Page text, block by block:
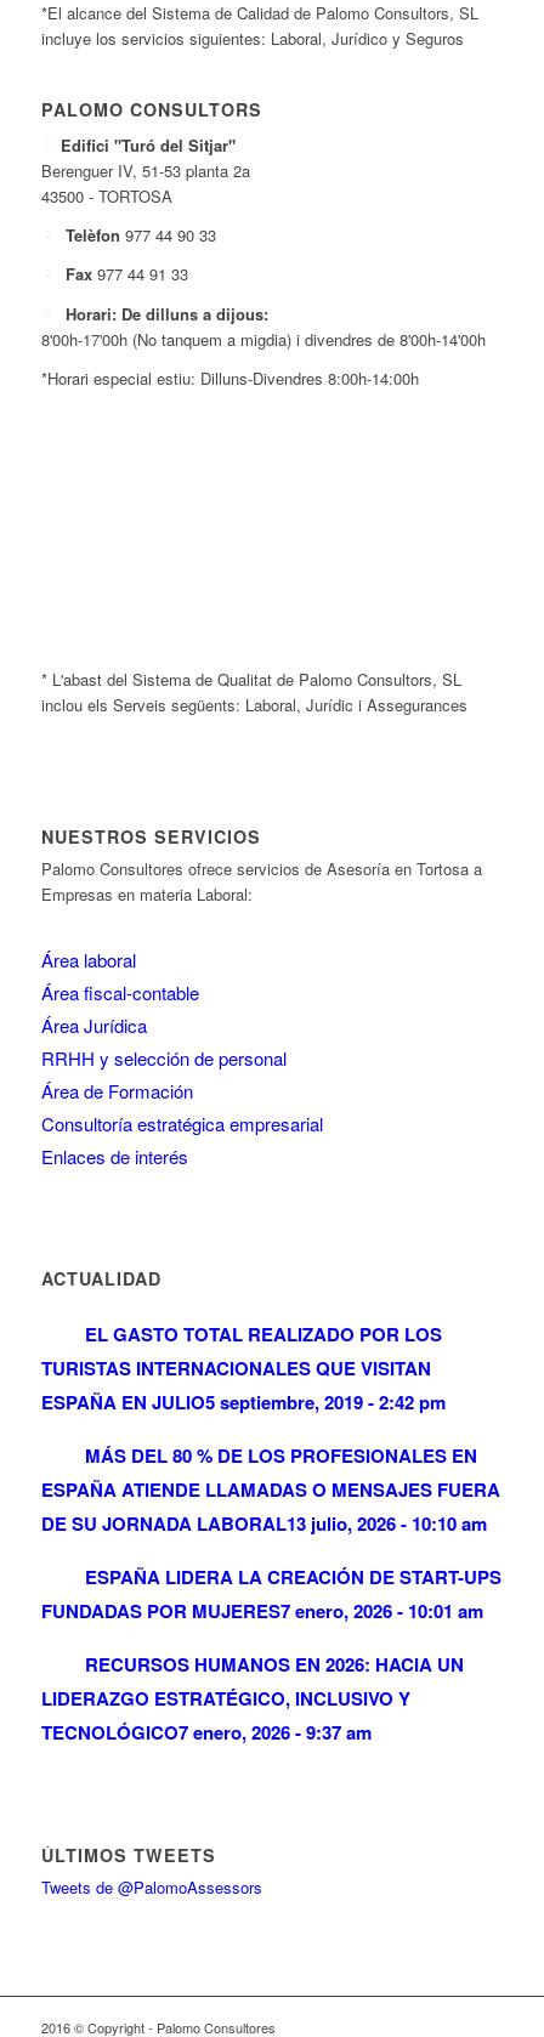
*El alcance del Sistema de Calidad de Palomo Consultors, SL
incluye los servicios siguientes: Laboral, Jurídico y Seguros
PALOMO CONSULTORS
Edifici "Turó del Sitjar"
Berenguer IV, 51-53 planta 2a
43500 - TORTOSA
Telèfon 977 44 90 33
Fax 977 44 91 33
Horari: De dilluns a dijous:
8'00h-17'00h (No tanquem a migdia) i divendres de 8'00h-14'00h
*Horari especial estiu: Dilluns-Divendres 8:00h-14:00h
* L'abast del Sistema de Qualitat de Palomo Consultors, SL
inclou els Serveis següents: Laboral, Jurídic i Assegurances
NUESTROS SERVICIOS
Palomo Consultores ofrece servicios de Asesoría en Tortosa a
Empresas en materia Laboral:
Área laboral
Área fiscal-contable
Área Jurídica
RRHH y selección de personal
Área de Formación
Consultoría estratégica empresarial
Enlaces de interés
ACTUALIDAD
EL GASTO TOTAL REALIZADO POR LOS
TURISTAS INTERNACIONALES QUE VISITAN
ESPAÑA EN JULIO5 septiembre, 2019 - 2:42 pm
MÁS DEL 80 % DE LOS PROFESIONALES EN
ESPAÑA ATIENDE LLAMADAS O MENSAJES FUERA
DE SU JORNADA LABORAL13 julio, 2026 - 10:10 am
ESPAÑA LIDERA LA CREACIÓN DE START-UPS
FUNDADAS POR MUJERES7 enero, 2026 - 10:01 am
RECURSOS HUMANOS EN 2026: HACIA UN
LIDERAZGO ESTRATÉGICO, INCLUSIVO Y
TECNOLÓGICO7 enero, 2026 - 9:37 am
ÚLTIMOS TWEETS
Tweets de @PalomoAssessors
2016 © Copyright - Palomo Consultores